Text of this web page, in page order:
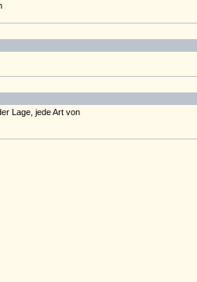
Lage, jede Art von